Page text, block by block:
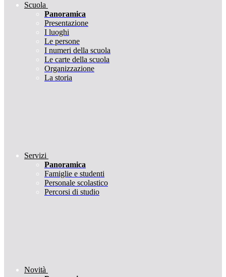
Scuola
Panoramica
Presentazione
I luoghi
Le persone
I numeri della scuola
Le carte della scuola
Organizzazione
La storia
Servizi
Panoramica
Famiglie e studenti
Personale scolastico
Percorsi di studio
Novità